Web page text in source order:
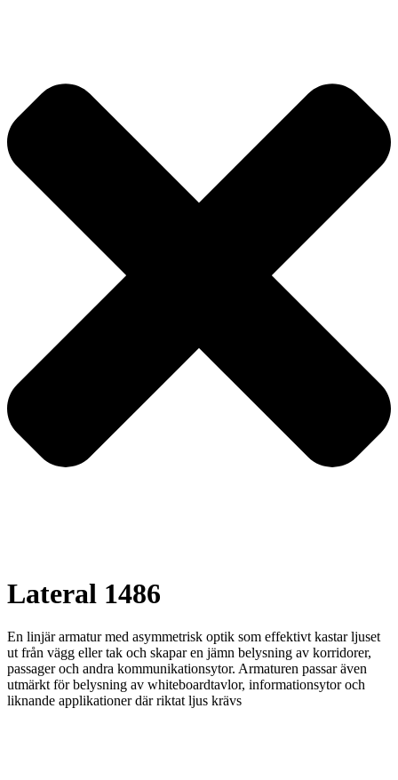
Lateral 1486
En linjär armatur med asymmetrisk optik som effektivt kastar ljuset
ut från vägg eller tak och skapar en jämn belysning av korridorer,
passager och andra kommunikationsytor. Armaturen passar även
utmärkt för belysning av whiteboardtavlor, informationsytor och
liknande applikationer där riktat ljus krävs